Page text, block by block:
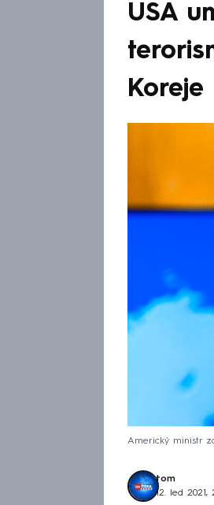
USA
Koreje
Americký ministr
tom
12. led 2021,